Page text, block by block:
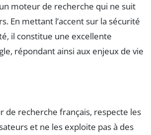
moteur de recherche qui ne suit
En mettant l’accent sur la sécurité
il constitue une excellente
répondant ainsi aux enjeux de vie
de recherche français, respecte les
et ne les exploite pas à des